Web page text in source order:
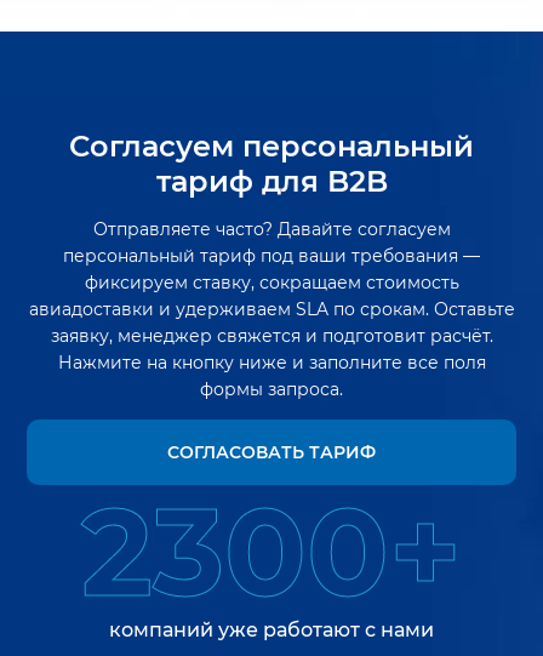
Согласуем персональный
тариф для B2B
Отправляете часто? Давайте согласуем
персональный тариф под ваши требования —
фиксируем ставку, сокращаем стоимость
авиадоставки и удерживаем SLA по срокам. Оставьте
заявку, менеджер свяжется и подготовит расчёт.
Нажмите на кнопку ниже и заполните все поля
формы запроса.
СОГЛАСОВАТЬ ТАРИФ
2300+
компаний уже работают с нами